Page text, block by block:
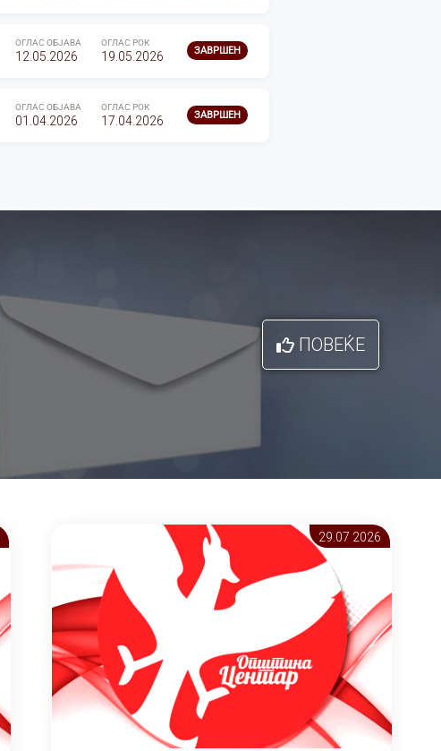
ОГЛАС ОБЈАВА
12.05.2026
ОГЛАС РОК
19.05.2026 ЗАВРШЕН
ОГЛАС ОБЈАВА
01.04.2026
ОГЛАС РОК
17.04.2026 ЗАВРШЕН
ПОВЕЌЕ
29.07 2026